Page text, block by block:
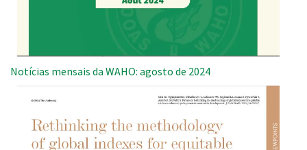
Notícias mensais da WAHO: agosto de 2024